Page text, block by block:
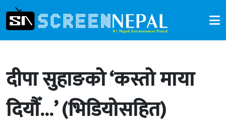
दीपा सुहाङको ‘कस्तो माया
दियौँ…’ (भिडियोसहित)